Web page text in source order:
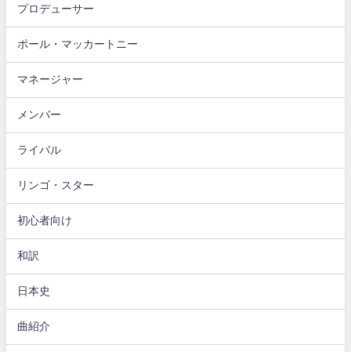
プロデューサー
ポール・マッカートニー
マネージャー
メンバー
ライバル
リンゴ・スター
初心者向け
和訳
日本史
曲紹介